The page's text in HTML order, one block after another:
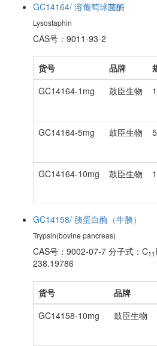
GC14164/ 溶葡萄球菌酶
Lysostaphin
CAS号：9011-93-2
货号 品牌
GC14164-1mg
鼓臣生物
GC14164-5mg 鼓臣生物
GC14164-10mg 鼓臣生物
GC14158/ 胰蛋白酶（牛胰）
Trypsin(bovine pancreas)
CAS号：9002-07-7 分子式：C11
238.19786
货号 品牌
GC14158-10mg
鼓臣生物